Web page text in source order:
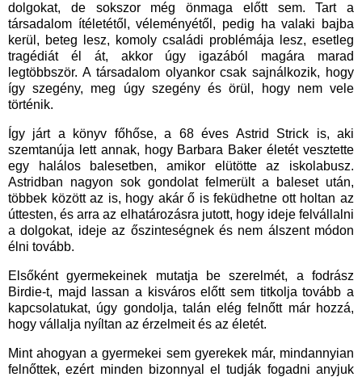
dolgokat, de sokszor még önmaga előtt sem. Tart a
társadalom ítéletétől, véleményétől, pedig ha valaki bajba
kerül, beteg lesz, komoly családi problémája lesz, esetleg
tragédiát él át, akkor úgy igazából magára marad
legtöbbször. A társadalom olyankor csak sajnálkozik, hogy
így szegény, meg úgy szegény és örül, hogy nem vele
történik.
Így járt a könyv főhőse, a 68 éves Astrid Strick is, aki
szemtanúja lett annak, hogy Barbara Baker életét vesztette
egy halálos balesetben, amikor elütötte az iskolabusz.
Astridban nagyon sok gondolat felmerült a baleset után,
többek között az is, hogy akár ő is feküdhetne ott holtan az
úttesten, és arra az elhatározásra jutott, hogy ideje felvállalni
a dolgokat, ideje az őszinteségnek és nem álszent módon
élni tovább.
Elsőként gyermekeinek mutatja be szerelmét, a fodrász
Birdie-t, majd lassan a kisváros előtt sem titkolja tovább a
kapcsolatukat, úgy gondolja, talán elég felnőtt már hozzá,
hogy vállalja nyíltan az érzelmeit és az életét.
Mint ahogyan a gyermekei sem gyerekek már, mindannyian
felnőttek, ezért minden bizonnyal el tudják fogadni anyjuk